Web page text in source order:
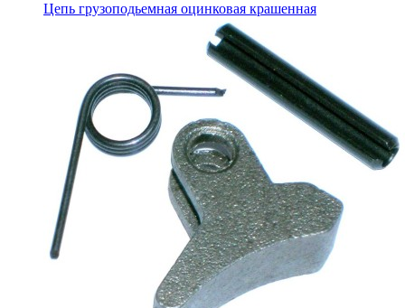
Цепь грузоподьемная оцинковая крашенная